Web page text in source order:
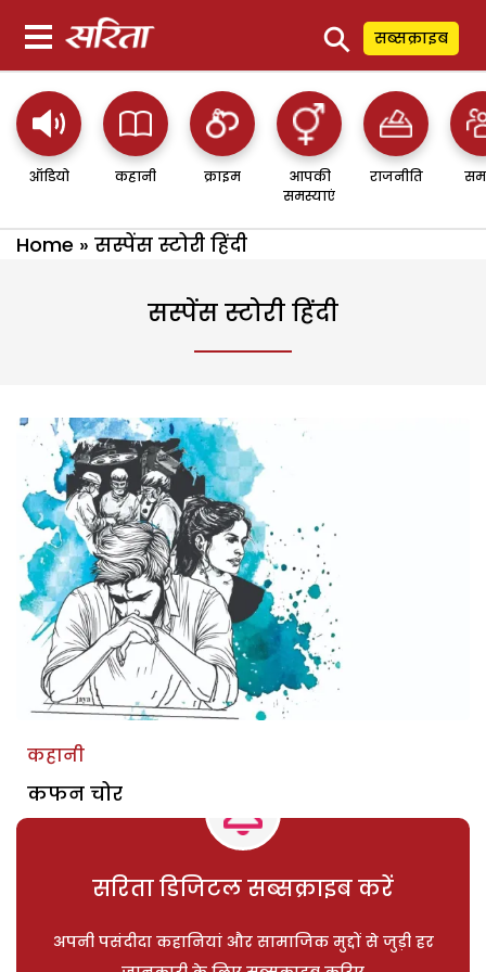
⚲ सब्सक्राइब
ऑडियो कहानी क्राइम
आपकी
समस्याएं
राजनीति
Home » सस्पेंस स्टोरी हिंदी
सस्पेंस स्टोरी हिंदी
कहानी
कफन चोर
सरिता डिजिटल सब्सक्राइब करें
अपनी पसंदीदा कहानियां और सामाजिक मुद्दों से जुड़ी हर